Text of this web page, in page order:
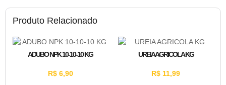
Produto Relacionado
ADUBO NPK 10-10-10 KG
R$6,90
UREIA AGRICOLA KG
R$ 11,99